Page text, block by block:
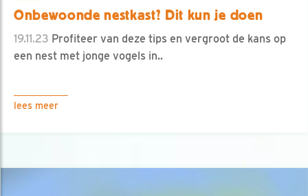
Onbewoonde nestkast? Dit kun je doen
19.11.23 Profiteer van deze tips en vergroot de kans op
een nest met jonge vogels in..
lees meer